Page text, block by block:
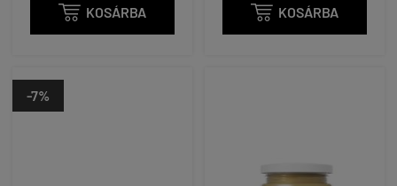
 KOSÁRBA  KOSÁRBA
-7%